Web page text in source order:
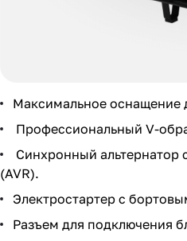
Максимальное оснащение
Профессиональный V-
Синхронный альтернатор
(AVR).
Электростартер с
Разъем для подключения